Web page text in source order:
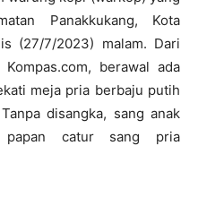
Panakkukang, Kota
(27/7/2023) malam. Dari
berawal ada
meja pria berbaju putih
disangka, sang anak
papan catur sang pria